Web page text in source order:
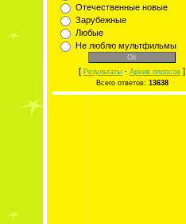
Отечественные новые
Зарубежные
Любые
Не люблю мультфильмы
[ Результаты · Архив опросов ]
Всего ответов: 13638